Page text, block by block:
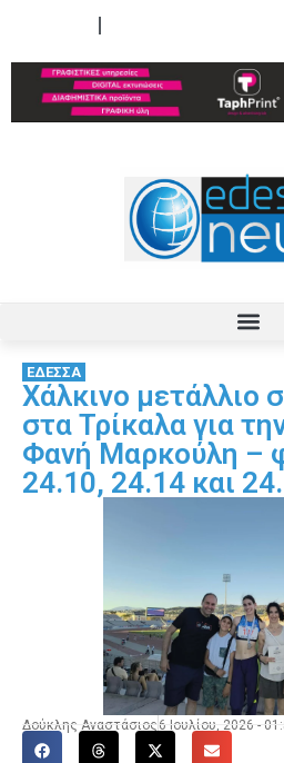
ΕΔΕΣΣΑ
Χάλκινο μετάλλιο
στα Τρίκαλα για
Φανή Μαρκούλη –
24.10, 24.14 και
Δούκλης Αναστάσιος 6 Ιουλίου, 2026 -